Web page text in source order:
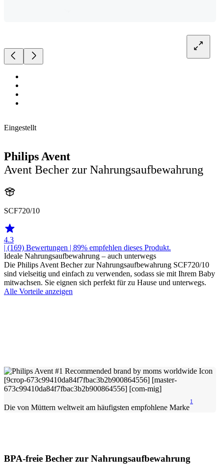
Eingestellt
Philips Avent
Avent Becher zur Nahrungsaufbewahrung
SCF720/10
4.3
| (169) Bewertungen | 89% empfehlen dieses Produkt.
Ideale Nahrungsaufbewahrung – auch unterwegs
Die Philips Avent Becher zur Nahrungsaufbewahrung SCF720/10
sind vielseitig und einfach zu verwenden, sodass sie mit Ihrem Baby
mitwachsen. Sie eignen sich perfekt für zu Hause und unterwegs.
Alle Vorteile anzeigen
Die von Müttern weltweit am häufigsten empfohlene Marke
1
BPA-freie Becher zur Nahrungsaufbewahrung